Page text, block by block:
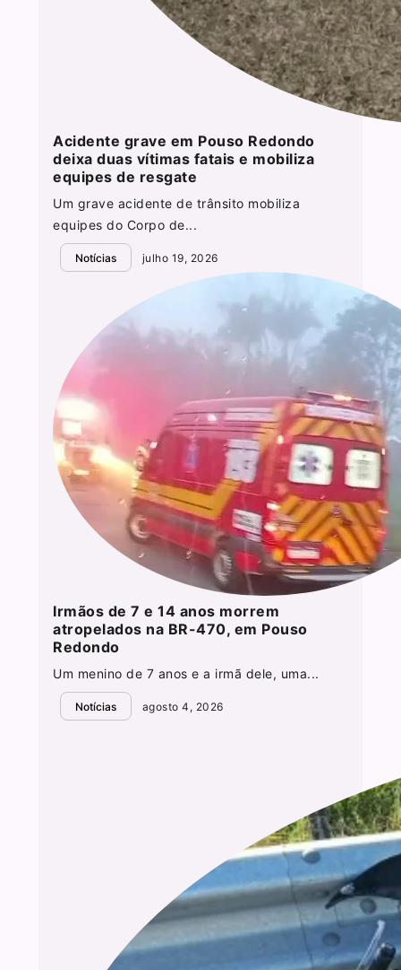
Acidente grave em Pouso Redondo
deixa duas vítimas fatais e mobiliza
equipes de resgate
Um grave acidente de trânsito mobiliza
equipes do Corpo de...
Notícias julho 19, 2026
Irmãos de 7 e 14 anos morrem
atropelados na BR-470, em Pouso
Redondo
Um menino de 7 anos e a irmã dele, uma...
Notícias agosto 4, 2026